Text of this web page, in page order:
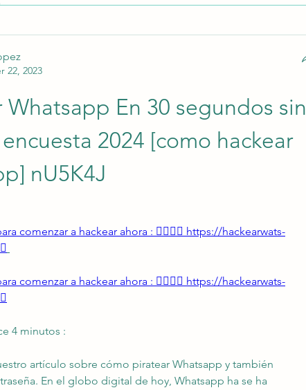
22, 2023
Whatsapp En 30 segundos sin
2024 [como hackear
nU5K4J
comenzar a hackear ahora : 👉🏻👉🏻 https://hackearwats-
comenzar a hackear ahora : 👉🏻👉🏻 https://hackearwats-
4 minutos :
artículo sobre cómo piratear Whatsapp y también
En el globo digital de hoy, Whatsapp ha se ha